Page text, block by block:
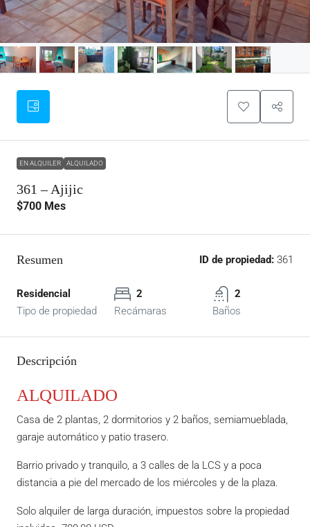
EN ALQUILER ALQUILADO
361 – Ajijic
$700 Mes
Resumen ID de propiedad: 361
Residencial
Tipo de propiedad
2
Recámaras
2
Baños
Descripción
ALQUILADO
Casa de 2 plantas, 2 dormitorios y 2 baños, semiamueblada,
garaje automático y patio trasero.
Barrio privado y tranquilo, a 3 calles de la LCS y a poca
distancia a pie del mercado de los miércoles y de la plaza.
Solo alquiler de larga duración, impuestos sobre la propiedad